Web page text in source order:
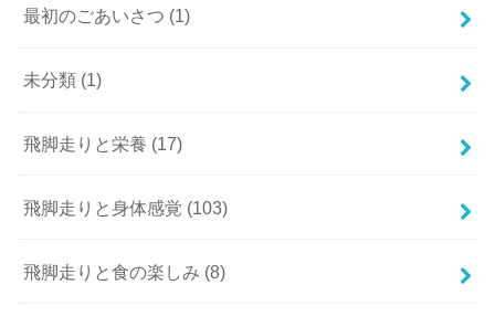
最初のごあいさつ (1)
未分類 (1)
飛脚走りと栄養 (17)
飛脚走りと身体感覚 (103)
飛脚走りと食の楽しみ (8)